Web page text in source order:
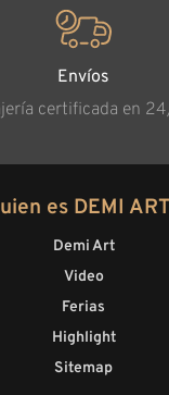
Envíos
certificada en
es DEMI
Demi Art
Video
Ferias
Highlight
Sitemap